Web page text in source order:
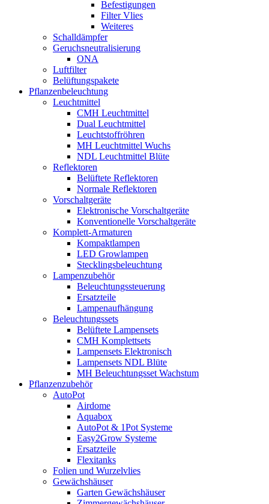
Befestigungen
Filter Vlies
Weiteres
Schalldämpfer
Geruchsneutralisierung
ONA
Luftfilter
Belüftungspakete
Pflanzenbeleuchtung
Leuchtmittel
CMH Leuchtmittel
Dual Leuchtmittel
Leuchtstoffröhren
MH Leuchtmittel Wuchs
NDL Leuchtmittel Blüte
Reflektoren
Belüftete Reflektoren
Normale Reflektoren
Vorschaltgeräte
Elektronische Vorschaltgeräte
Konventionelle Vorschaltgeräte
Komplett-Armaturen
Kompaktlampen
LED Growlampen
Stecklingsbeleuchtung
Lampenzubehör
Beleuchtungssteuerung
Ersatzteile
Lampenaufhängung
Beleuchtungssets
Belüftete Lampensets
CMH Komplettsets
Lampensets Elektronisch
Lampensets NDL Blüte
MH Beleuchtungsset Wachstum
Pflanzenzubehör
AutoPot
Airdome
Aquabox
AutoPot & 1Pot Systeme
Easy2Grow Systeme
Ersatzteile
Flexitanks
Folien und Wurzelvlies
Gewächshäuser
Garten Gewächshäuser